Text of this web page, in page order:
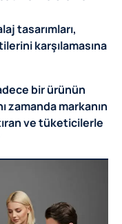
tasarımları,
karşılamasına
bir ürünün
zamanda markanın
ve tüketicilerle